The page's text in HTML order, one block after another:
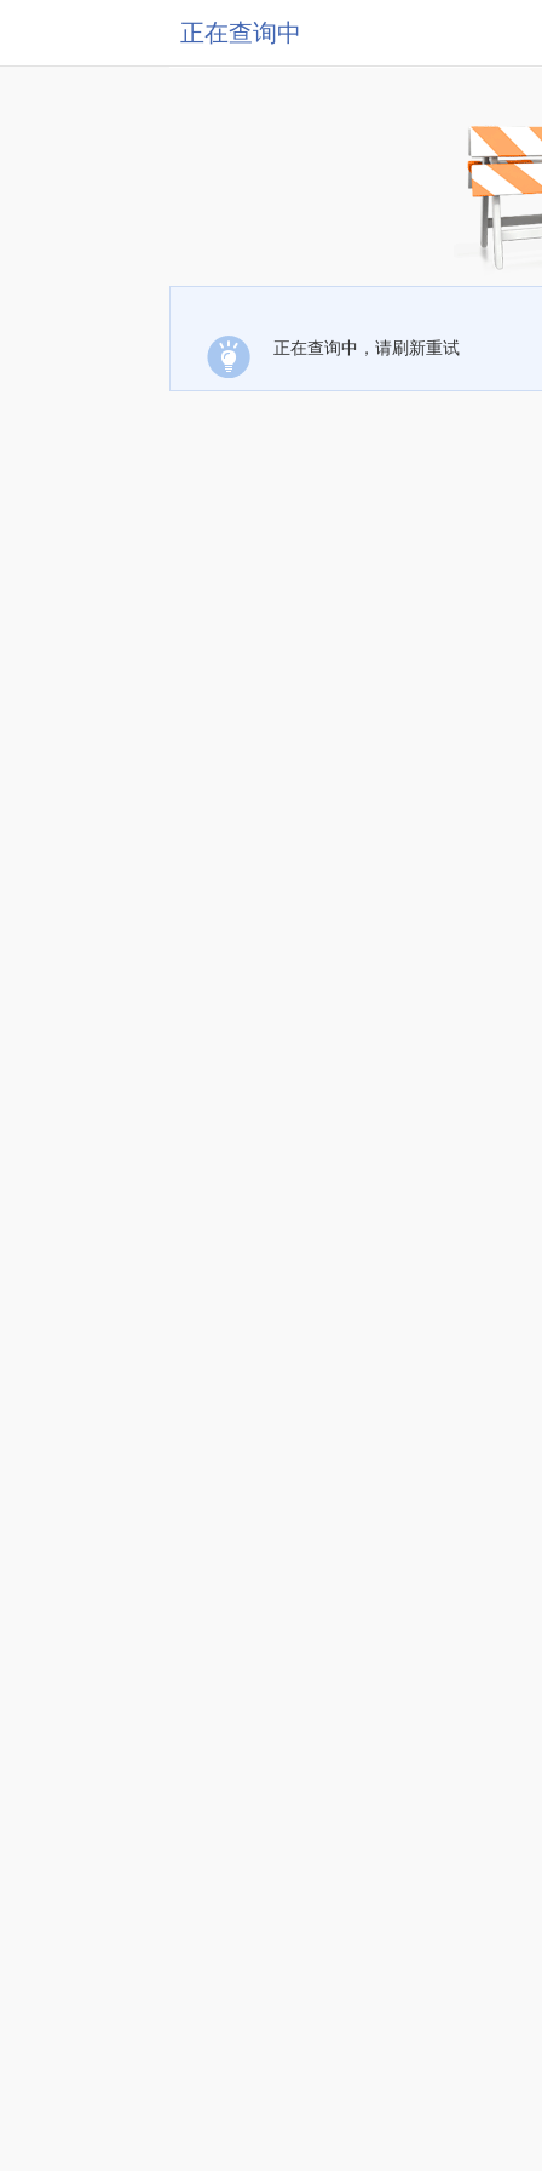
正在查询中
正在查询中，请刷新重试